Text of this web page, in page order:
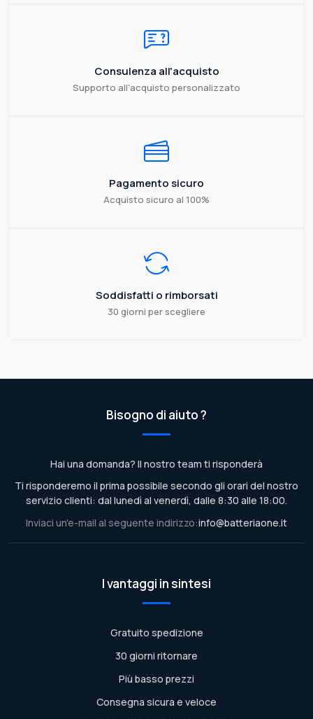
Consulenza all'acquisto
Supporto all'acquisto personalizzato
Pagamento sicuro
Acquisto sicuro al 100%
Soddisfatti o rimborsati
30 giorni per scegliere
Bisogno di aiuto ?
Hai una domanda? Il nostro team ti risponderà
Ti risponderemo il prima possibile secondo gli orari del nostro
servizio clienti: dal lunedì al venerdì, dalle 8:30 alle 18:00.
Inviaci un'e-mail al seguente indirizzo:info@batteriaone.it
I vantaggi in sintesi
Gratuito spedizione
30 giorni ritornare
Più basso prezzi
Consegna sicura e veloce